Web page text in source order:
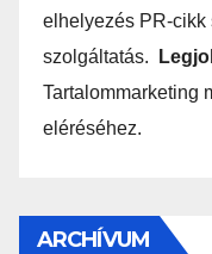
elhelyezés PR-cikk
szolgáltatás.
Tartalommarketing
eléréséhez.
ARCHÍVUM